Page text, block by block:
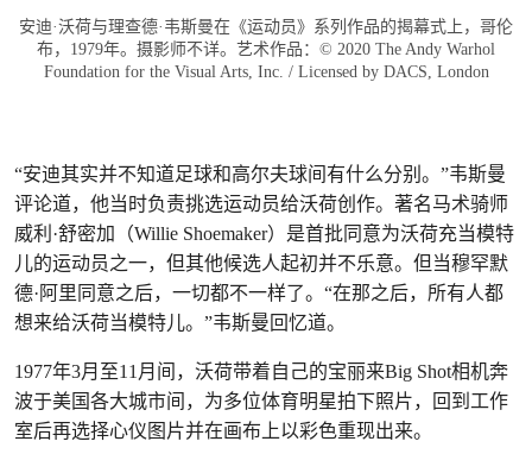
安迪·沃荷与理查德·韦斯曼在《运动员》系列作品的揭幕式上，哥伦
布，1979年。摄影师不详。艺术作品：© 2020 The Andy Warhol
Foundation for the Visual Arts, Inc. / Licensed by DACS, London
“安迪其实并不知道足球和高尔夫球间有什么分别。”韦斯曼
评论道，他当时负责挑选运动员给沃荷创作。著名马术骑师
威利·舒密加（Willie Shoemaker）是首批同意为沃荷充当模特
儿的运动员之一，但其他候选人起初并不乐意。但当穆罕默
德·阿里同意之后，一切都不一样了。“在那之后，所有人都
想来给沃荷当模特儿。”韦斯曼回忆道。
1977年3月至11月间，沃荷带着自己的宝丽来Big Shot相机奔
波于美国各大城市间，为多位体育明星拍下照片，回到工作
室后再选择心仪图片并在画布上以彩色重现出来。